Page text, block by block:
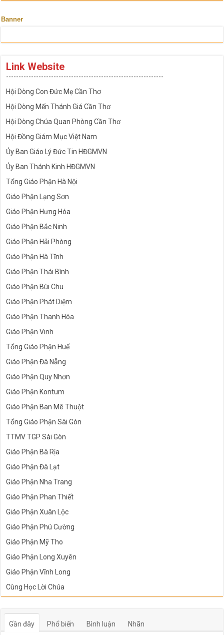
Banner
Link Website
---------------------------------------------------------------
Hội Dòng Con Đức Mẹ Cần Thơ
Hội Dòng Mến Thánh Giá Cần Thơ
Hội Dòng Chúa Quan Phòng Cần Thơ
Hội Đồng Giám Mục Việt Nam
Ủy Ban Giáo Lý Đức Tin HĐGMVN
Ủy Ban Thánh Kinh HĐGMVN
Tổng Giáo Phận Hà Nội
Giáo Phận Lạng Sơn
Giáo Phận Hưng Hóa
Giáo Phận Bắc Ninh
Giáo Phận Hải Phòng
Giáo Phận Hà Tĩnh
Giáo Phận Thái Bình
Giáo Phận Bùi Chu
Giáo Phận Phát Diệm
Giáo Phận Thanh Hóa
Giáo Phận Vinh
Tổng Giáo Phận Huế
Giáo Phận Đà Nẵng
Giáo Phận Quy Nhơn
Giáo Phận Kontum
Giáo Phận Ban Mê Thuột
Tổng Giáo Phận Sài Gòn
TTMV TGP Sài Gòn
Giáo Phận Bà Rịa
Giáo Phận Đà Lạt
Giáo Phận Nha Trang
Giáo Phận Phan Thiết
Giáo Phận Xuân Lộc
Giáo Phận Phú Cường
Giáo Phận Mỹ Tho
Giáo Phận Long Xuyên
Giáo Phận Vĩnh Long
Cùng Học Lời Chúa
Gần đây Phổ biến Bình luận Nhãn